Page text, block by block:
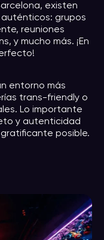
existen
grupos
reuniones
y mucho más. ¡En
entorno más
trans-friendly o
Lo importante
y autenticidad
posible.